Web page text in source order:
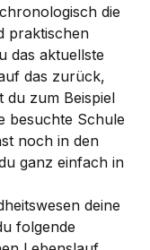
die
praktischen
das aktuellste
das zurück,
du zum Beispiel
besuchte Schule
noch in den
ganz einfach in
deine
folgende